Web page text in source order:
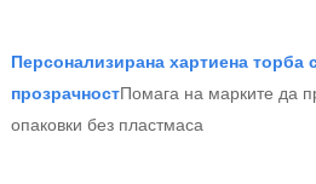
Персонализирана хартиена торба
прозрачностПомага на марките да
опаковки без пластмаса